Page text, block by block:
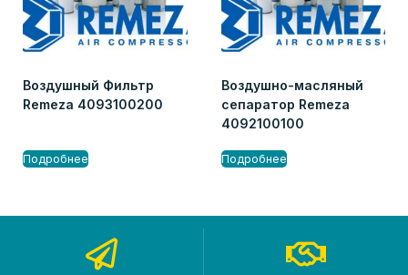
Воздушный Фильтр
Remeza 4093100200
Подробнее
Воздушно-масляный
сепаратор Remeza
4092100100
Подробнее